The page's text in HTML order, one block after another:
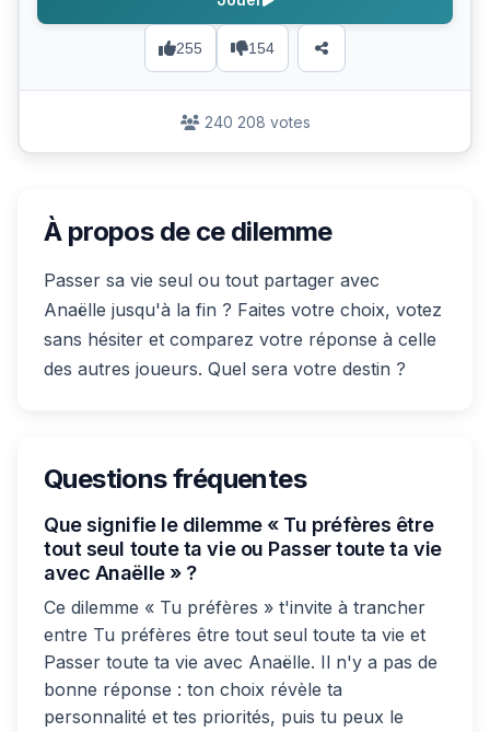
255 154
240 208 votes
À propos de ce dilemme
Passer sa vie seul ou tout partager avec
Anaëlle jusqu'à la fin ? Faites votre choix, votez
sans hésiter et comparez votre réponse à celle
des autres joueurs. Quel sera votre destin ?
Questions fréquentes
Que signifie le dilemme « Tu préfères être
tout seul toute ta vie ou Passer toute ta vie
avec Anaëlle » ?
Ce dilemme « Tu préfères » t'invite à trancher
entre Tu préfères être tout seul toute ta vie et
Passer toute ta vie avec Anaëlle. Il n'y a pas de
bonne réponse : ton choix révèle ta
personnalité et tes priorités, puis tu peux le